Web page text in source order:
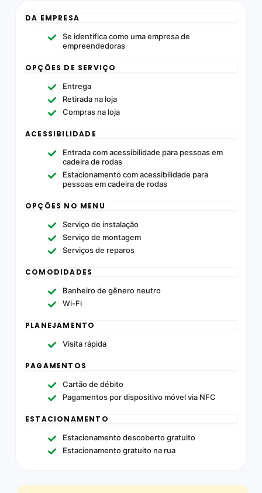
DA EMPRESA
Se identifica como uma empresa de
empreendedoras
OPÇÕES DE SERVIÇO
Entrega
Retirada na loja
Compras na loja
ACESSIBILIDADE
Entrada com acessibilidade para pessoas em
cadeira de rodas
Estacionamento com acessibilidade para
pessoas em cadeira de rodas
OPÇÕES NO MENU
Serviço de instalação
Serviço de montagem
Serviços de reparos
COMODIDADES
Banheiro de gênero neutro
Wi-Fi
PLANEJAMENTO
Visita rápida
PAGAMENTOS
Cartão de débito
Pagamentos por dispositivo móvel via NFC
ESTACIONAMENTO
Estacionamento descoberto gratuito
Estacionamento gratuito na rua